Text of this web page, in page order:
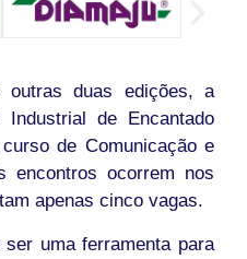
outras duas edições, a
de Encantado
de Comunicação e
encontros ocorrem nos
apenas cinco vagas.
uma ferramenta para